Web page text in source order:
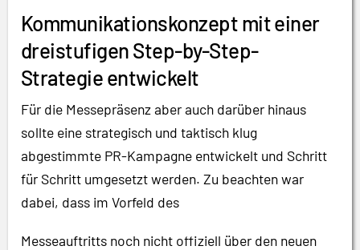
Kommunikationskonzept mit einer
dreistufigen Step-by-Step-
Strategie entwickelt
Für die Messepräsenz aber auch darüber hinaus
sollte eine strategisch und taktisch klug
abgestimmte PR-Kampagne entwickelt und Schritt
für Schritt umgesetzt werden. Zu beachten war
dabei, dass im Vorfeld des
Messeauftritts noch nicht offiziell über den neuen